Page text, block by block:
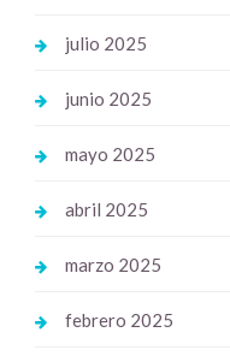
julio 2025
junio 2025
mayo 2025
abril 2025
marzo 2025
febrero 2025